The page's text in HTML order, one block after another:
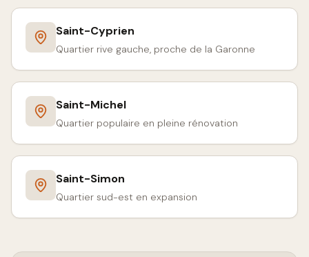
Saint-Cyprien
Quartier rive gauche, proche de la Garonne
Saint-Michel
Quartier populaire en pleine rénovation
Saint-Simon
Quartier sud-est en expansion